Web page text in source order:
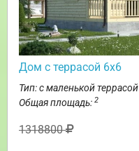
Дом с террасой 6х6
Тип: с маленькой террасой
Общая площадь: 2
1318800